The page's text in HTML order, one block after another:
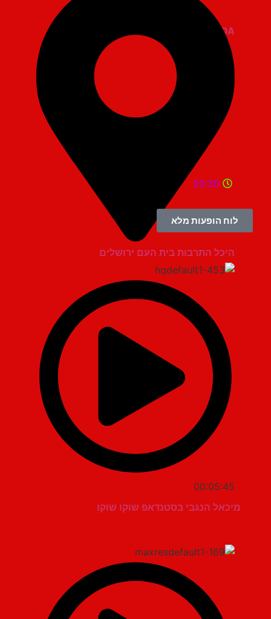
היכל התרבות בית העם ירושלים
20:30
לוח הופעות מלא
00:05:45
מיכאל הנגבי בסטנדאפ שוקו שוקו